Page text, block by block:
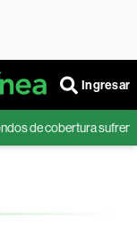
Ingresar
sufren fuertes